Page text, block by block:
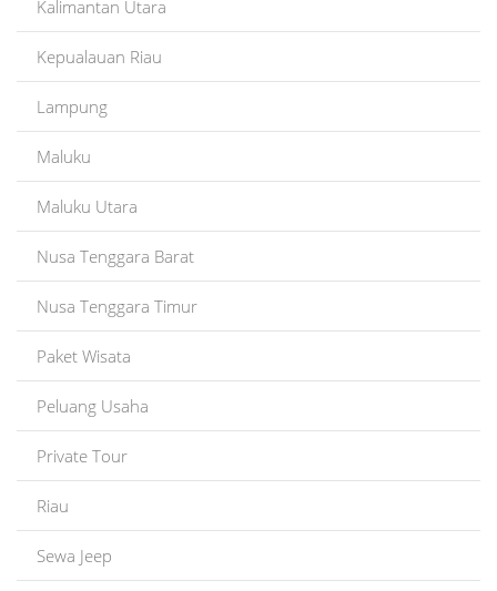
Kalimantan Utara
Kepualauan Riau
Lampung
Maluku
Maluku Utara
Nusa Tenggara Barat
Nusa Tenggara Timur
Paket Wisata
Peluang Usaha
Private Tour
Riau
Sewa Jeep